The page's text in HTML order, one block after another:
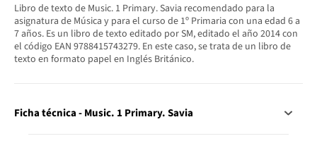
Libro de texto de Music. 1 Primary. Savia recomendado para la
asignatura de Música y para el curso de 1º Primaria con una edad 6 a
7 años. Es un libro de texto editado por SM, editado el año 2014 con
el código EAN 9788415743279. En este caso, se trata de un libro de
texto en formato papel en Inglés Británico.
Ficha técnica - Music. 1 Primary. Savia